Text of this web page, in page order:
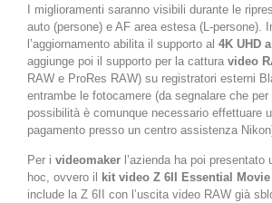
I miglioramenti saranno visibili durante le
auto (persone) e AF area estesa (L-persone).
l’aggiornamento abilita il supporto al 4K UHD
aggiunge poi il supporto per la cattura video
RAW e ProRes RAW) su registratori esterni
entrambe le fotocamere (da segnalare che
possibilità è comunque necessario effettuare
pagamento presso un centro assistenza
Per i videomaker l’azienda ha poi presentato
hoc, ovvero il
kit video Z 6II Essential Movie
include la Z 6II con l’uscita video RAW già